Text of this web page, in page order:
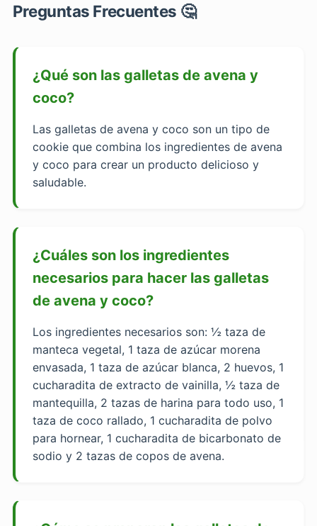
Preguntas Frecuentes 🤔
¿Qué son las galletas de avena y
coco?
Las galletas de avena y coco son un tipo de
cookie que combina los ingredientes de avena
y coco para crear un producto delicioso y
saludable.
¿Cuáles son los ingredientes
necesarios para hacer las galletas
de avena y coco?
Los ingredientes necesarios son: ½ taza de
manteca vegetal, 1 taza de azúcar morena
envasada, 1 taza de azúcar blanca, 2 huevos, 1
cucharadita de extracto de vainilla, ½ taza de
mantequilla, 2 tazas de harina para todo uso, 1
taza de coco rallado, 1 cucharadita de polvo
para hornear, 1 cucharadita de bicarbonato de
sodio y 2 tazas de copos de avena.